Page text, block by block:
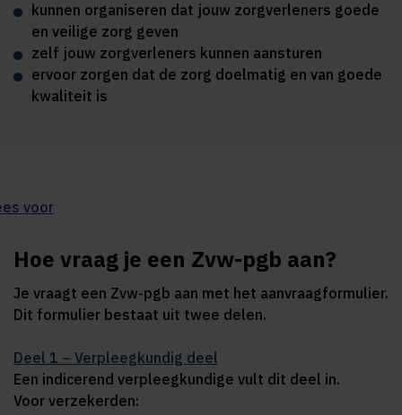
kunnen organiseren dat jouw zorgverleners goede
en veilige zorg geven
zelf jouw zorgverleners kunnen aansturen
ervoor zorgen dat de zorg doelmatig en van goede
kwaliteit is
voor
Hoe vraag je een Zvw-pgb aan?
Je vraagt een Zvw-pgb aan met het aanvraagformulier.
Dit formulier bestaat uit twee delen.
Deel 1 – Verpleegkundig deel
Een indicerend verpleegkundige vult dit deel in.
Voor verzekerden: